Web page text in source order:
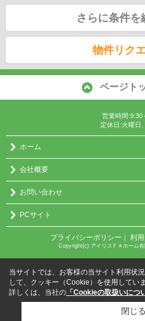
さらに条件を
物件リク
ページト
営業時間:9:30
定休日:火曜日
ホーム
会社概要
お問い合わせ
PCサイト
プライバシーポリシー ｜ 利
Copyright(c) アイリスＦＡホーム
当サイトでは、お客様の当サイト利用状
して、クッキー（Cookie）を使用していま
詳しくは、当社の 「Cookieの取扱いにつ
閉じる